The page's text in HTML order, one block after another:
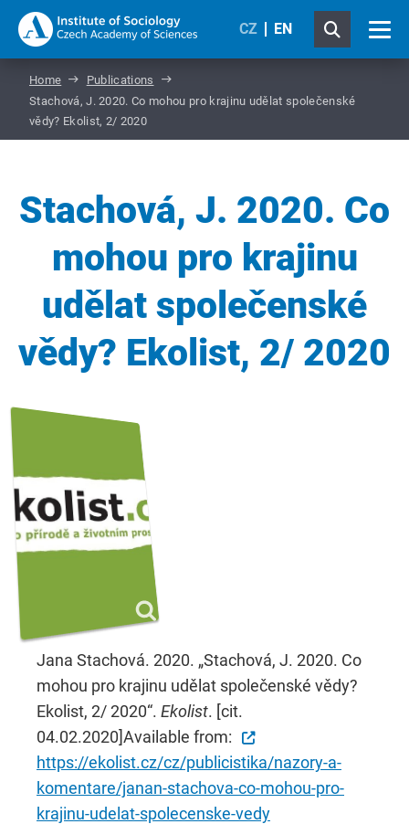
CZ EN
Home
Publications
Stachová, J. 2020. Co mohou pro krajinu udělat společenské
vědy? Ekolist, 2/ 2020
Stachová, J. 2020. Co
mohou pro krajinu
udělat společenské
vědy? Ekolist, 2/ 2020
Jana Stachová. 2020. „Stachová, J. 2020. Co
mohou pro krajinu udělat společenské vědy?
Ekolist, 2/ 2020“. Ekolist. [cit.
04.02.2020]Available from:
https://ekolist.cz/cz/publicistika/nazory-a-
komentare/janan-stachova-co-mohou-pro-
krajinu-udelat-spolecenske-vedy